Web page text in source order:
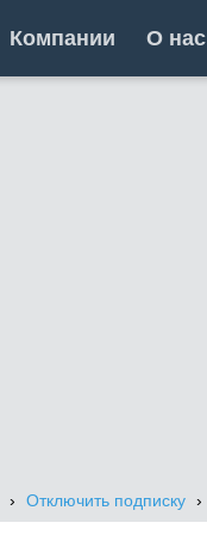
Компании О нас
Отключить подписку